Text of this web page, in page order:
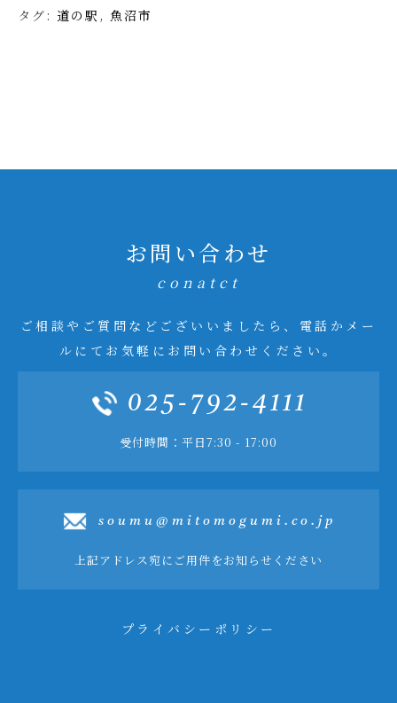
タグ: 道の駅 , 魚沼市
お問い合わせ
conatct
ご相談やご質問などございいましたら、電話かメー
ルにてお気軽にお問い合わせください。
025-792-4111
受付時間：平日7:30 - 17:00
soumu@mitomogumi.co.jp
上記アドレス宛にご用件をお知らせください
プライバシーポリシー